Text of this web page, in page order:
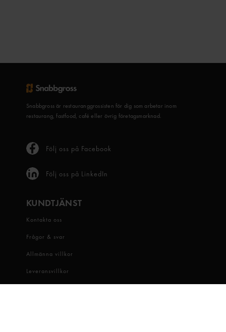
Snabbgross är restauranggrossisten för dig som arbetar inom
restaurang, fastfood, café eller övrig företagsmarknad.
Följ oss på Facebook
Följ oss på LinkedIn
KUNDTJÄNST
Kontakta oss
Frågor & svar
Allmänna villkor
Leveransvillkor